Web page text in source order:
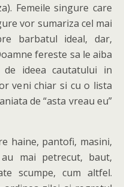
Femeile singure care
vor sumariza cel mai
barbatul ideal, dar,
fereste sa le aiba
de ideea cautatului in
veni chiar si cu o lista
de “asta vreau eu”
haine, pantofi, masini,
mai petrecut, baut,
scumpe, cum altfel.